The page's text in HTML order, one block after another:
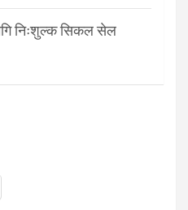
निःशुल्क सिकल सेल